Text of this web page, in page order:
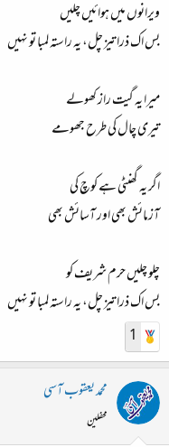
ویرانوں میں ہوائیں چلیں
بس اک ذرا تیز چل، یہ راستہ لمبا تو نہیں
میرا یہ گیت راز کھولے
تیری چال کی طرح جھومے
اگر یہ گھنٹی ہے کوچ کی
آزمائش بھی اور آسائش بھی
چلو چلیں حرم شریف کو
بس اک ذرا تیز چل، یہ راستہ لمبا تو نہیں
1
محمد یعقوب آسی
محفلین